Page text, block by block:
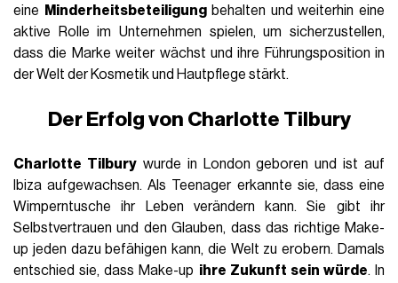
eine
Minderheitsbeteiligungbehalten und weiterhin eine
aktive Rolle im Unternehmen spielen, um sicherzustellen,
dass die Marke weiter wächst und ihre Führungsposition in
der Welt der Kosmetik und Hautpflege stärkt.
Der Erfolg von Charlotte Tilbury
Charlotte Tilburywurde in London geboren und ist auf
Ibiza aufgewachsen. Als Teenager erkannte sie, dass eine
Wimperntusche ihr Leben verändern kann. Sie gibt ihr
Selbstvertrauen und den Glauben, dass das richtige Make-
up jeden dazu befähigen kann, die Welt zu erobern. Damals
entschied sie, dass Make-up ihre Zukunft sein würde. In